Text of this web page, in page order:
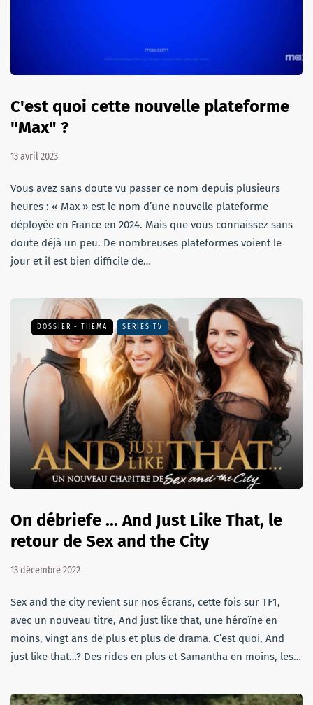
C'est quoi cette nouvelle plateforme
"Max" ?
13 avril 2023
Vous avez sans doute vu passer ce nom depuis plusieurs
heures : « Max » est le nom d’une nouvelle plateforme
déployée en France en 2024. Mais que vous connaissez sans
doute déjà un peu. De nombreuses plateformes voient le
jour et il est bien difficile de…
DOSSIER - THEMA SÉRIES TV
On débriefe ... And Just Like That, le
retour de Sex and the City
13 décembre 2022
Sex and the city revient sur nos écrans, cette fois sur TF1,
avec un nouveau titre, And just like that, une héroïne en
moins, vingt ans de plus et plus de drama. C’est quoi, And
just like that…? Des rides en plus et Samantha en moins, les…